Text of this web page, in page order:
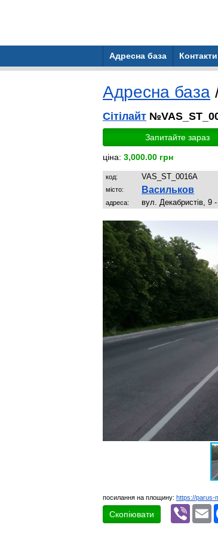
Адресна база Контакти
Адресна база
Сітілайт
Запитайте зараз
ціна: 3,000.00 грн
код: VAS_ST_0016A
місто: Васильков
адреса: вул. Декабристів, 9
посилання на площину: https://parus-
Скопіювати
Viber